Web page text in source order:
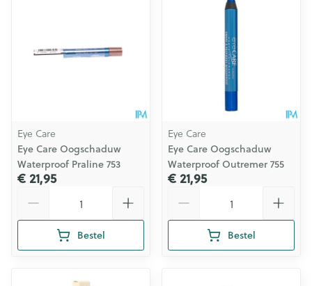
Eye Care
Eye Care Oogschaduw
Waterproof Praline 753
€ 21,95
Bestel
Eye Care
Eye Care Oogschaduw
Waterproof Outremer 755
€ 21,95
Bestel